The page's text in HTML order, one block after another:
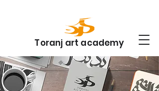
Toranj art academy